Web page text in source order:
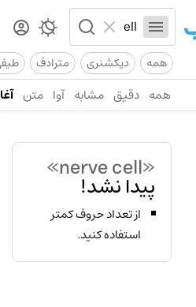
همه دیکشنری مترادف
همه دقیق مشابه آوا متن
«nerve cell»
پیدا نشد!
از تعداد حروف کمتر
استفاده کنید.